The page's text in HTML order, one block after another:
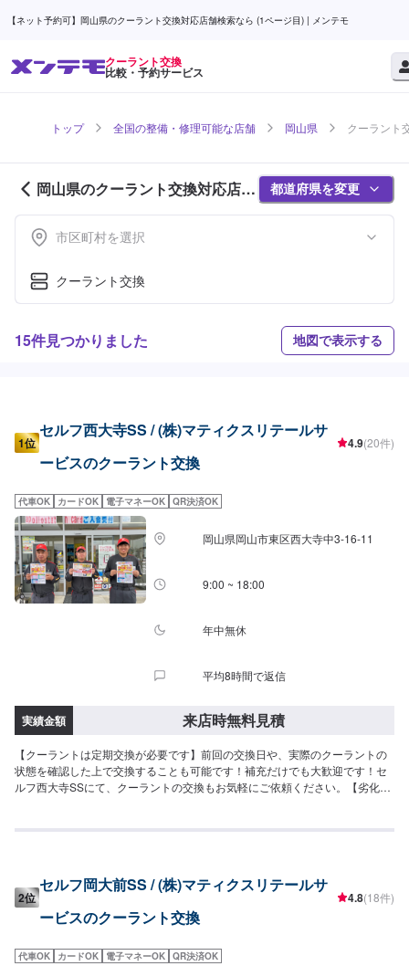
【ネット予約可】岡山県のクーラント交換対応店舗検索なら (1ページ目) | メンテモ
クーラント交換
比較・予約サービス
トップ 全国の整備・修理可能な店舗 岡山県 クーラント
岡山県のクーラント交換対応店舗
紹介 (1ページ目)
都道府県を変更
市区町村を選択
クーラント交換
15件見つかりました 地図で表示する
1位
セルフ西大寺SS / (株)マティクスリテールサ
ービスのクーラント交換
4.9(20件)
代車OK カードOK 電子マネーOK QR決済OK
岡山県岡山市東区西大寺中3-16-11
9:00 ~ 18:00
年中無休
平均8時間で返信
実績金額 来店時無料見積
【クーラントは定期交換が必要です】前回の交換日や、実際のクーラントの
状態を確認した上で交換することも可能です！補充だけでも大歓迎です！セ
ルフ西大寺SSにて、クーラントの交換もお気軽にご依頼ください。【劣化す
ので、心配な方はまずご予約の上ご来店くださいませ！
2位
セルフ岡大前SS / (株)マティクスリテールサ
ービスのクーラント交換
4.8(18件)
代車OK カードOK 電子マネーOK QR決済OK